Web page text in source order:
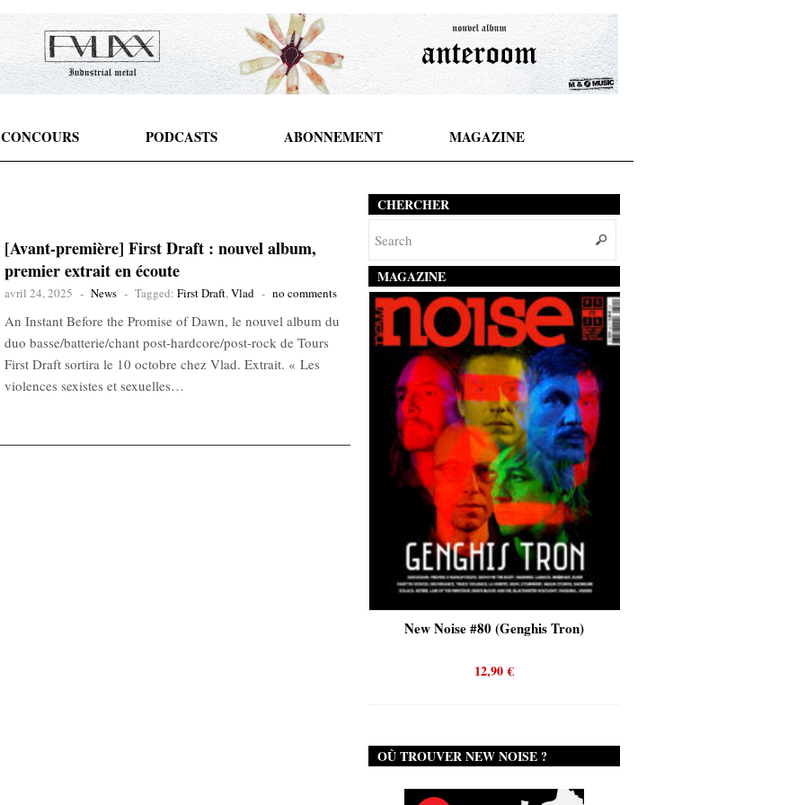
CONCOURS PODCASTS ABONNEMENT MAGAZINE
[Avant-première] First Draft : nouvel album,
premier extrait en écoute
avril 24, 2025 - News - Tagged: First Draft,Vlad - no comments
An Instant Before the Promise of Dawn, le nouvel album du
duo basse/batterie/chant post-hardcore/post-rock de Tours
First Draft sortira le 10 octobre chez Vlad. Extrait. « Les
violences sexistes et sexuelles…
CHERCHER
MAGAZINE
New Noise #80 (Genghis Tron)
12,90€
OÙ TROUVER NEW NOISE ?